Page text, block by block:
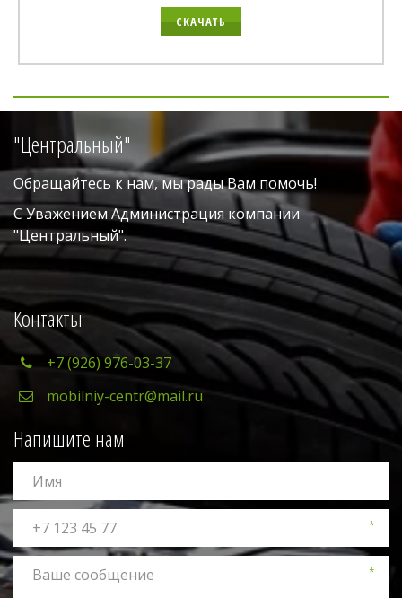
СКАЧАТЬ
"Центральный"
Обращайтесь к нам, мы рады Вам помочь!
С Уважением Администрация компании
"Центральный".
Контакты
+7 (926) 976-03-37
mobilniy-centr@mail.ru
Напишите нам
*
*